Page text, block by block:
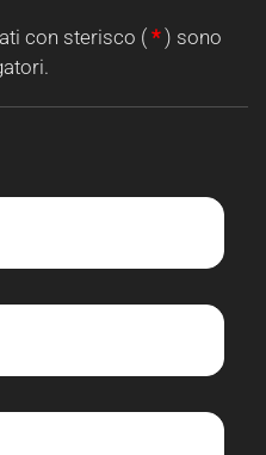
con sterisco ( *) sono